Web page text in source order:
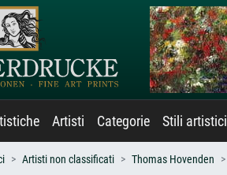
Artisti Categorie Stili artistici
Artisti non classificati Thomas Hovenden